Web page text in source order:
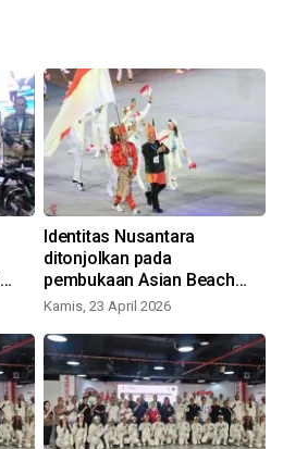
Identitas Nusantara
ditonjolkan pada
pembukaan Asian Beach
Games 2026
Kamis, 23 April 2026